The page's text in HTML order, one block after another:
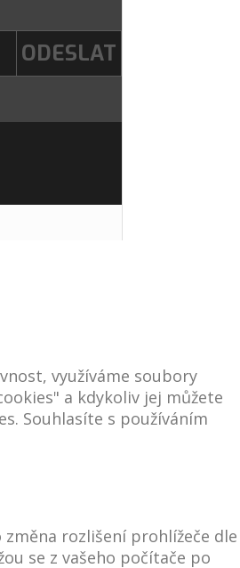
využíváme soubory
a kdykoliv jej můžete
Souhlasíte s používáním
rozlišení prohlížeče dle
se z vašeho počítače po